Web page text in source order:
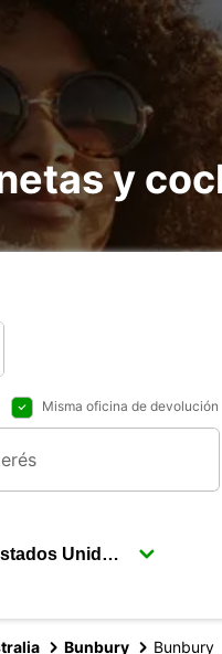
y
Misma oficina de devolución
Bunbury Bunbury